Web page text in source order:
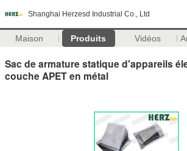
Shanghai Herzesd Industrial Co., Ltd
Maison Produits Vidéos
Sac de armature statique d'appareils
couche APET en métal